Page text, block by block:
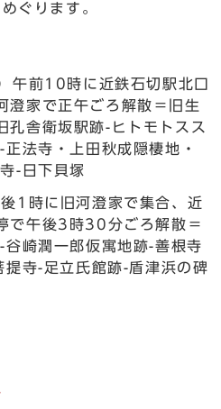
ぐります。
午前10時に近鉄石切駅北口
澄家で正午ごろ解散＝旧生
孔舎衛坂駅跡-ヒトモトスス
法寺・上田秋成隠棲地・
-日下貝塚
1時に旧河澄家で集合、近
で午後3時30分ごろ解散＝
崎潤一郎仮寓地跡-善根寺
提寺-足立氏館跡-盾津浜の碑